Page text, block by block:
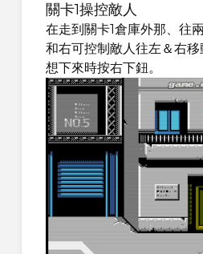
關卡1操控敵人
在走到關卡1倉庫外那、往
和右可控制敵人往左＆右
想下來時按右下鈕。